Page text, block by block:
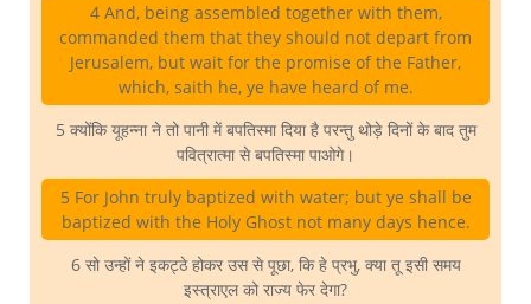
4 And, being assembled together with them,
commanded them that they should not depart from
Jerusalem, but wait for the promise of the Father,
which, saith he, ye have heard of me.
5 क्योंकि यूहन्ना ने तो पानी में बपतिस्मा दिया है परन्तु थोड़े दिनों के बाद तुम
पवित्रात्मा से बपतिस्मा पाओगे।
5 For John truly baptized with water; but ye shall be
baptized with the Holy Ghost not many days hence.
6 सो उन्हों ने इकट्ठे होकर उस से पूछा, कि हे प्रभु, क्या तू इसी समय
इस्त्राएल को राज्य फेर देगा?